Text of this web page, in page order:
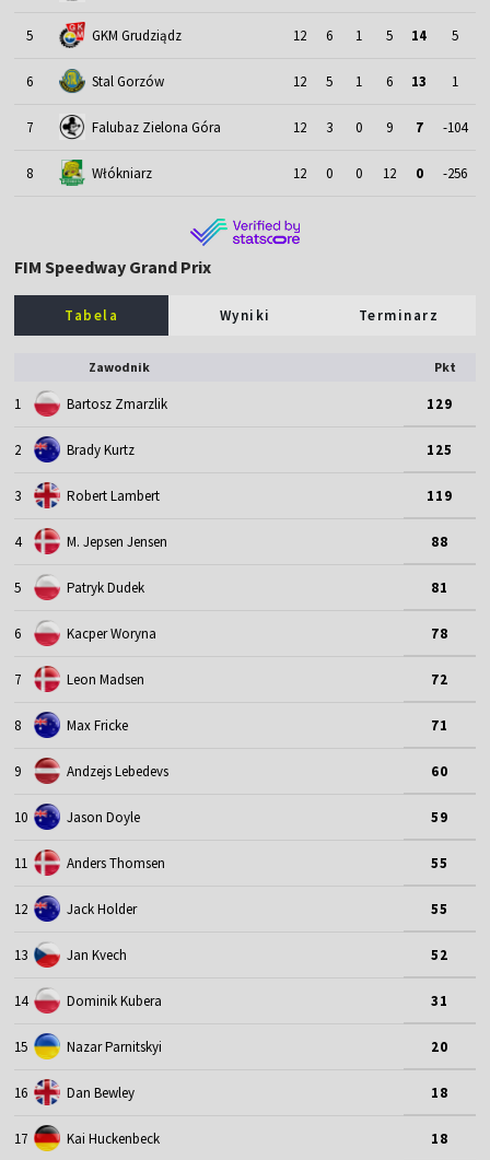
5 GKM Grudziądz 12 6 1 5 14 5
6 Stal Gorzów 12 5 1 6 13 1
7 Falubaz Zielona Góra 12 3 0 9 7 -104
8 Włókniarz 12 0 0 12 0 -256
FIM Speedway Grand Prix
Tabela Wyniki Terminarz
Zawodnik Pkt
1 Bartosz Zmarzlik 129
2 Brady Kurtz 125
3 Robert Lambert 119
4 M. Jepsen Jensen 88
5 Patryk Dudek 81
6 Kacper Woryna 78
7 Leon Madsen 72
8 Max Fricke 71
9 Andzejs Lebedevs 60
10 Jason Doyle 59
11 Anders Thomsen 55
12 Jack Holder 55
13 Jan Kvech 52
14 Dominik Kubera 31
15 Nazar Parnitskyi 20
16 Dan Bewley 18
17 Kai Huckenbeck 18